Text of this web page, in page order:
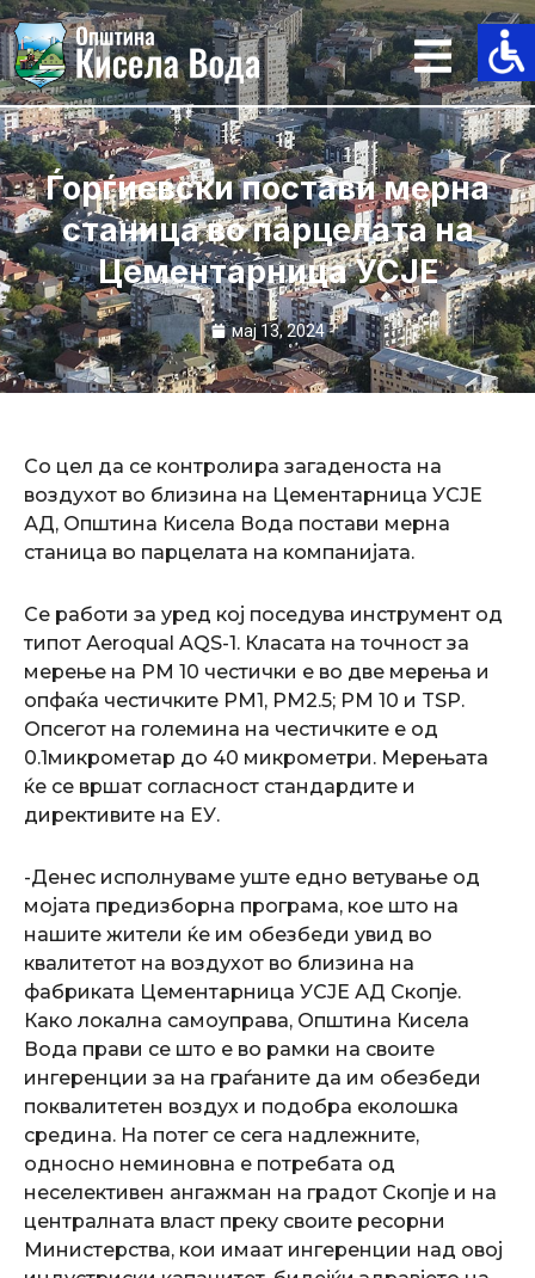
Skip
to
content
Ѓорѓиевски постави мерна
станица во парцелата на
Цементарница УСЈЕ
мај 13, 2024
Со цел да се контролира загаденоста на
воздухот во близина на Цементарница УСЈЕ
АД, Општина Кисела Вода постави мерна
станица во парцелата на компанијата.
Се работи за уред кој поседува инструмент од
типот Аeroqual AQS-1. Класата на точност за
мерење на PM 10 честички е во две мерења и
опфаќа честичките PM1, PM2.5; PM 10 и TSP.
Опсегот на големина на честичките е од
0.1микрометар до 40 микрометри. Мерењата
ќе се вршат согласност стандардите и
директивите на ЕУ.
-Денес исполнуваме уште едно ветување од
мојата предизборна програма, кое што на
нашите жители ќе им обезбеди увид во
квалитетот на воздухот во близина на
фабриката Цементарница УСЈЕ АД Скопје.
Како локална самоуправа, Општина Кисела
Вода прави се што е во рамки на своите
ингеренции за на граѓаните да им обезбеди
поквалитетен воздух и подобра еколошка
средина. На потег се сега надлежните,
односно неминовна е потребата од
неселективен ангажман на градот Скопје и на
централната власт преку своите ресорни
Министерства, кои имаат ингеренции над овој